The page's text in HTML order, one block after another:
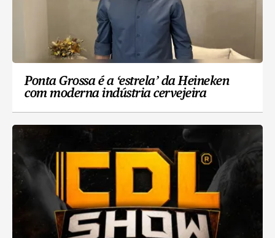
Ponta Grossa é a ‘estrela’ da Heineken
com moderna indústria cervejeira